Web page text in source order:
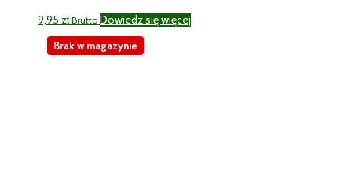
9,95 zł Brutto Dowiedz się więcej
Brak w magazynie